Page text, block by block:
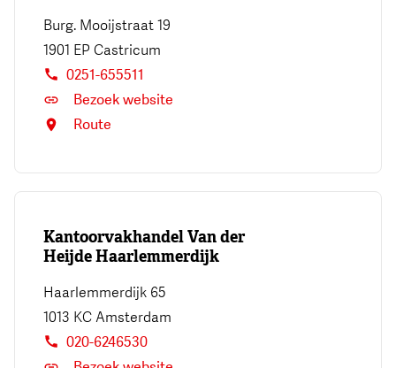
Burg. Mooijstraat 19
1901 EP Castricum
0251-655511
Bezoek website
Route
Kantoorvakhandel Van der
Heijde Haarlemmerdijk
Haarlemmerdijk 65
1013 KCAmsterdam
020-6246530